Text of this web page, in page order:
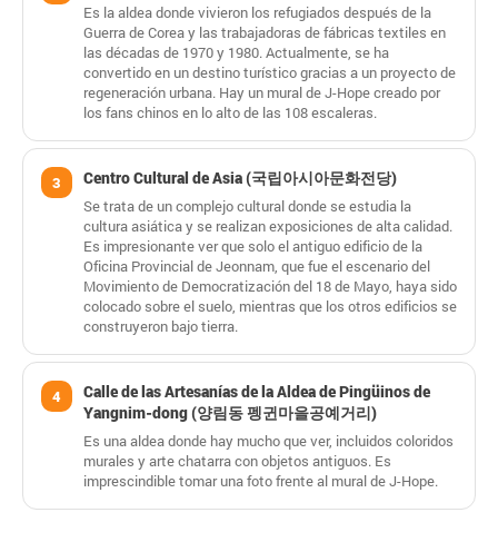
Es la aldea donde vivieron los refugiados después de la
Guerra de Corea y las trabajadoras de fábricas textiles en
las décadas de 1970 y 1980. Actualmente, se ha
convertido en un destino turístico gracias a un proyecto de
regeneración urbana. Hay un mural de J-Hope creado por
los fans chinos en lo alto de las 108 escaleras.
3 Centro Cultural de Asia (국립아시아문화전당)
Se trata de un complejo cultural donde se estudia la
cultura asiática y se realizan exposiciones de alta calidad.
Es impresionante ver que solo el antiguo edificio de la
Oficina Provincial de Jeonnam, que fue el escenario del
Movimiento de Democratización del 18 de Mayo, haya sido
colocado sobre el suelo, mientras que los otros edificios se
construyeron bajo tierra.
4
Calle de las Artesanías de la Aldea de Pingüinos de
Yangnim-dong (양림동 펭귄마을공예거리)
Es una aldea donde hay mucho que ver, incluidos coloridos
murales y arte chatarra con objetos antiguos. Es
imprescindible tomar una foto frente al mural de J-Hope.